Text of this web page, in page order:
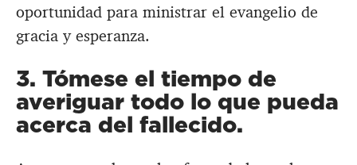
oportunidad para ministrar el evangelio de
gracia y esperanza.
3. Tómese el tiempo de
averiguar todo lo que pueda
acerca del fallecido.